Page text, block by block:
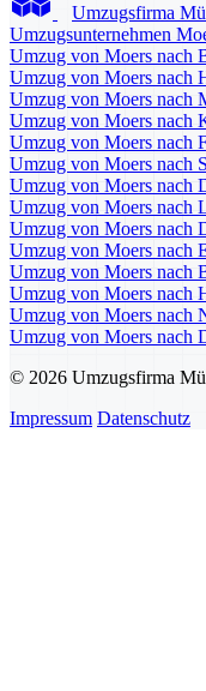
Umzugsfirma
Umzugsunternehmen
Umzug von Moers nach
Umzug von Moers nach
Umzug von Moers nach
Umzug von Moers nach
Umzug von Moers nach
Umzug von Moers nach
Umzug von Moers nach
Umzug von Moers nach
Umzug von Moers nach
Umzug von Moers nach
Umzug von Moers nach
Umzug von Moers nach
Umzug von Moers nach
Umzug von Moers nach
© 2026 Umzugsfirma
Impressum Datenschutz